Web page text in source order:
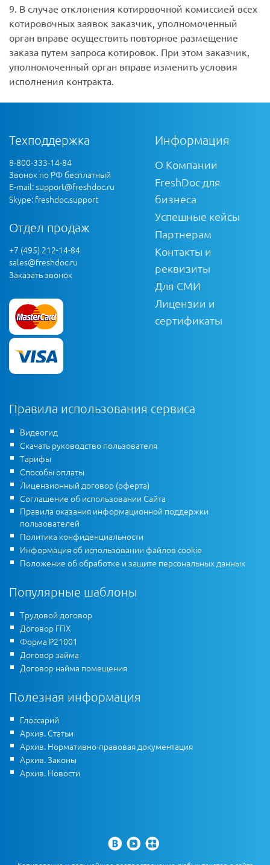
9. В случае отклонения котировочной комиссией всех
котировочных заявок заказчик, уполномоченный
орган вправе осуществить повторное размещение
заказа путем запроса котировок. При этом заказчик,
уполномоченный орган вправе изменить условия
исполнения контракта.
Техподдержка
8-800-333-14-84
Звонок по РФ бесплатный
E-mail:support@freshdoc.ru
Skype: freshdoc.support
Отдел продаж
+7 (495) 212-14-84
sales@freshdoc.ru
Заказать звонок
Информация
О Компании
FreshDoc для
бизнеса
Успешные кейсы
Партнерам
Контакты и
реквизиты
Для СМИ
Лицензии и
сертификаты
Правила использования сервиса
Видеогид
Скачать руководство пользователя
Тарифы
Способы оплаты
Лицензионный договор (оферта)
Соглашение об использовании Сайта
Правила оказания информационной поддержки
пользователей
Политика конфиденциальности
Информация об использовании файлов cookie
Положение об обработке и защите персональных данных
Популярные шаблоны
Трудовой договор
Договор ГПХ
Форма Р21001
Договор займа
Договор найма помещения
Полезная информация
Глоссарий
Архив. Статьи
Архив. Нормативно-правовая документация
Архив. Законы
Архив. Новости